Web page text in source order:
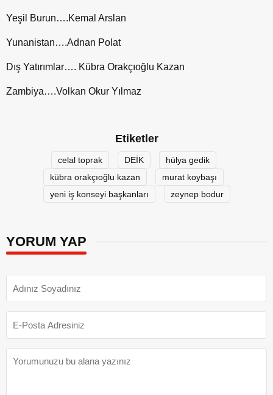
Yeşil Burun….Kemal Arslan
Yunanistan….Adnan Polat
Dış Yatırımlar…. Kübra Orakçıoğlu Kazan
Zambiya….Volkan Okur Yılmaz
Etiketler
celal toprak DEİK
hülya gedik
kübra orakçıoğlu kazan
murat koybaşı
yeni iş konseyi başkanları
zeynep bodur
YORUM YAP